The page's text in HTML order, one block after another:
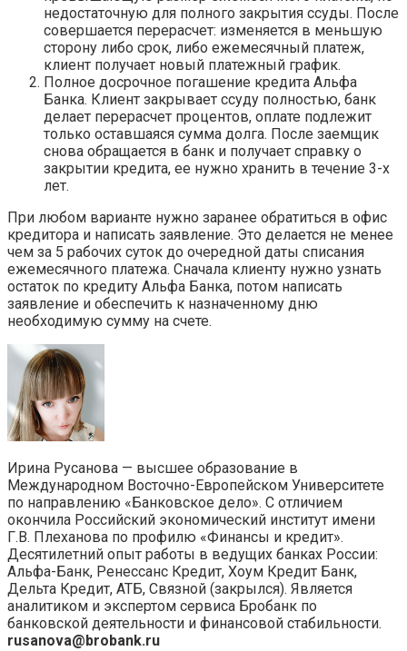
недостаточную для полного закрытия ссуды. После
совершается перерасчет: изменяется в меньшую
сторону либо срок, либо ежемесячный платеж,
клиент получает новый платежный график.
Полное досрочное погашение кредита Альфа
Банка. Клиент закрывает ссуду полностью, банк
делает перерасчет процентов, оплате подлежит
только оставшаяся сумма долга. После заемщик
снова обращается в банк и получает справку о
закрытии кредита, ее нужно хранить в течение 3-х
лет.
При любом варианте нужно заранее обратиться в офис
кредитора и написать заявление. Это делается не менее
чем за 5 рабочих суток до очередной даты списания
ежемесячного платежа. Сначала клиенту нужно узнать
остаток по кредиту Альфа Банка, потом написать
заявление и обеспечить к назначенному дню
необходимую сумму на счете.
Ирина Русанова — высшее образование в
Международном Восточно-Европейском Университете
по направлению «Банковское дело». С отличием
окончила Российский экономический институт имени
Г.В. Плеханова по профилю «Финансы и кредит».
Десятилетний опыт работы в ведущих банках России:
Альфа-Банк, Ренессанс Кредит, Хоум Кредит Банк,
Дельта Кредит, АТБ, Связной (закрылся). Является
аналитиком и экспертом сервиса Бробанк по
банковской деятельности и финансовой стабильности.
rusanova@brobank.ru